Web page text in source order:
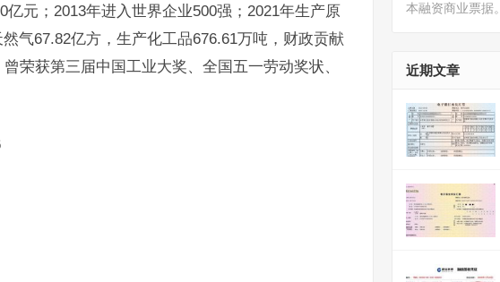
元；2013年进入世界企业500强；2021年生产原
气67.82亿方，生产化工品676.61万吨，财政贡献
荣获第三届中国工业大奖、全国五一劳动奖状、
本融资商业票据。
近期文章